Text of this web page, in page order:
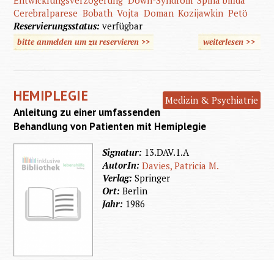
Cerebralparese Bobath Vojta Doman Kozijawkin Petö
Reservierungsstatus:verfügbar
bitte anmelden um zu reservieren >> weiterlesen über
>>
HEMIPLEGIE Medizin & Psychiatrie
Anleitung zu einer umfassenden
Behandlung von Patienten mit Hemiplegie
Signatur: 13.DAV.1.A
AutorIn:Davies, Patricia M.
Verlag:Springer
Ort:Berlin
Jahr: 1986